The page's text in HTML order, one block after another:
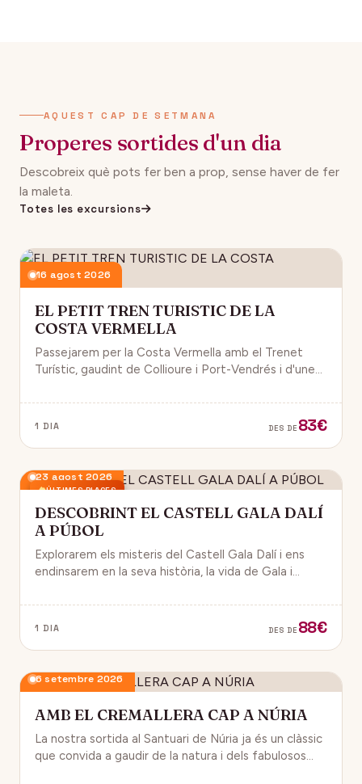
AQUEST CAP DE SETMANA
Properes sortides d'un dia
Descobreix què pots fer ben a prop, sense haver de fer
la maleta.
Totes les excursions
16 agost 2026
EL PETIT TREN TURISTIC DE LA
COSTA VERMELLA
Passejarem per la Costa Vermella amb el Trenet
Turístic, gaudint de Collioure i Port-Vendrés i d'unes
1 DIA DES DE 83€
ÚLTIMES PLACES
23 agost 2026
DESCOBRINT EL CASTELL GALA DALÍ
A PÚBOL
Explorarem els misteris del Castell Gala Dalí i ens
endinsarem en la seva història, la vida de Gala i
1 DIA DES DE 88€
6 setembre 2026
AMB EL CREMALLERA CAP A NÚRIA
La nostra sortida al Santuari de Núria ja és un clàssic
que convida a gaudir de la natura i dels fabulosos